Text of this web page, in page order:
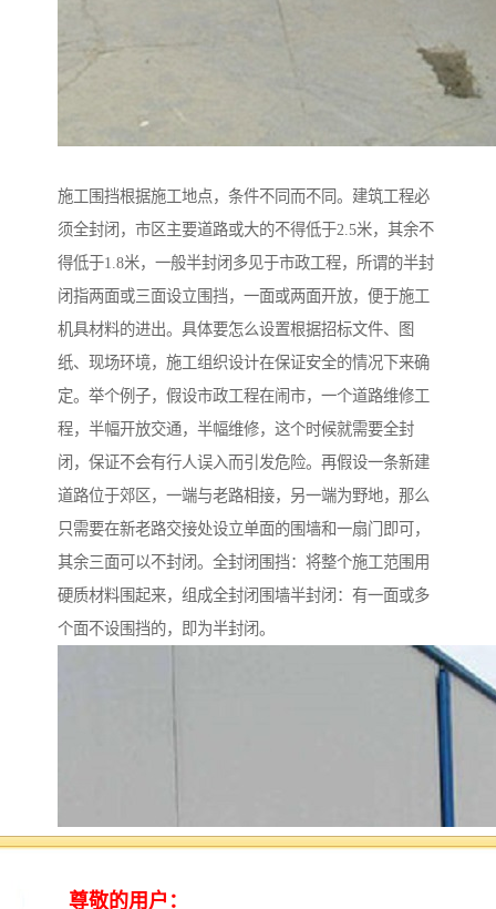
施工围挡根据施工地点，条件不同而不同。建筑工程必
须全封闭，市区主要道路或大的不得低于2.5米，其余不
得低于1.8米，一般半封闭多见于市政工程，所谓的半封
闭指两面或三面设立围挡，一面或两面开放，便于施工
机具材料的进出。具体要怎么设置根据招标文件、图
纸、现场环境，施工组织设计在保证安全的情况下来确
定。举个例子，假设市政工程在闹市，一个道路维修工
程，半幅开放交通，半幅维修，这个时候就需要全封
闭，保证不会有行人误入而引发危险。再假设一条新建
道路位于郊区，一端与老路相接，另一端为野地，那么
只需要在新老路交接处设立单面的围墙和一扇门即可，
其余三面可以不封闭。全封闭围挡：将整个施工范围用
硬质材料围起来，组成全封闭围墙半封闭：有一面或多
个面不设围挡的，即为半封闭。